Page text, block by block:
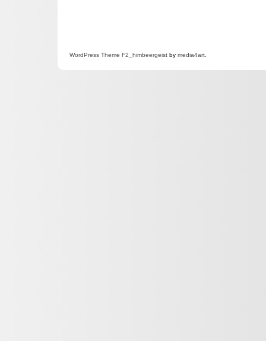
WordPress Theme F2 _himbeergeist by media4art